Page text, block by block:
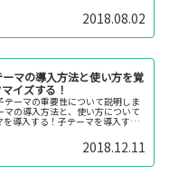
2018.08.02
ーマの導入方法と使い方を覚
イズする！
ーマの重要性について説明しま
マの導入方法と、使い方について
を導入する！子テーマを導入する
2018.12.11